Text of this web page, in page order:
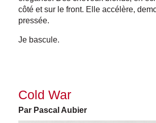
côté et sur le front. Elle accélère,
pressée.
Je bascule.
Cold War
Par Pascal Aubier